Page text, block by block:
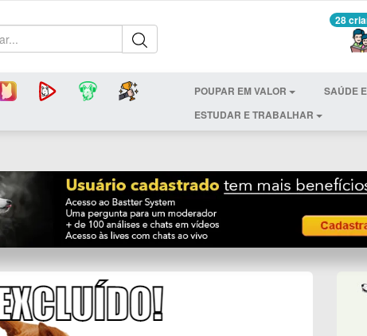
28
POUPAR EM VALOR SAÚDE
ESTUDAR E TRABALHAR